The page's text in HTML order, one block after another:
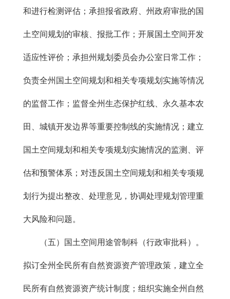
和进行检测评估；承担报省政府、州政府审批的国
土空间规划的审核、报批工作；开展国土空间开发
适应性评价；承担州规划委员会办公室日常工作；
负责全州国土空间规划和相关专项规划实施等情况
的监督工作；监督全州生态保护红线、永久基本农
田、城镇开发边界等重要控制线的实施情况；建立
国土空间规划和相关专项规划实施情况的监测、评
估和预警体系；对违反国土空间规划和相关专项规
划行为提出整改、处理意见，协调处理规划管理重
大风险和问题。
（五）国土空间用途管制科（行政审批科）。
拟订全州全民所有自然资源资产管理政策，建立全
民所有自然资源资产统计制度；组织实施全州自然